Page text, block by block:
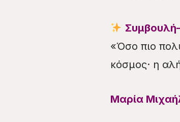
«Όσο πιο
κόσμος· η
Μαρία